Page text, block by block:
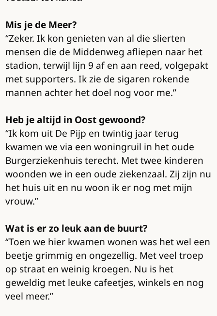
Mis je de Meer?
“Zeker. Ik kon genieten van al die slierten
mensen die de Middenweg afliepen naar het
stadion, terwijl lijn 9 af en aan reed, volgepakt
met supporters. Ik zie de sigaren rokende
mannen achter het doel nog voor me.”
Heb je altijd in Oost gewoond?
“Ik kom uit De Pijp en twintig jaar terug
kwamen we via een woningruil in het oude
Burgerziekenhuis terecht. Met twee kinderen
woonden we in een oude ziekenzaal. Zij zijn nu
het huis uit en nu woon ik er nog met mijn
vrouw.”
Wat is er zo leuk aan de buurt?
“Toen we hier kwamen wonen was het wel een
beetje grimmig en ongezellig. Met veel troep
op straat en weinig kroegen. Nu is het
geweldig met leuke cafeetjes, winkels en nog
veel meer.”